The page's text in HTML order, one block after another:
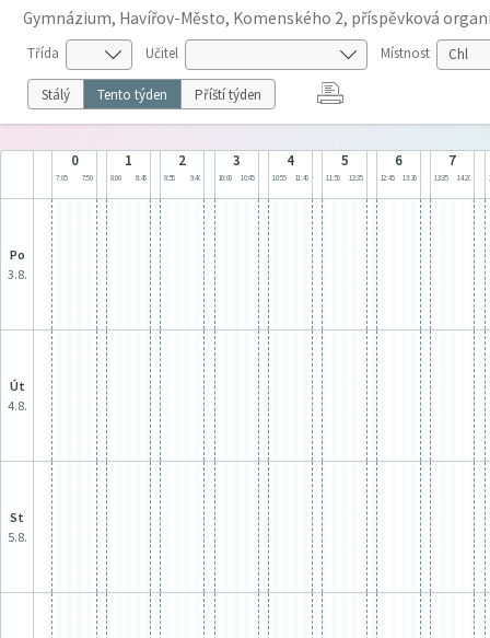
Gymnázium, Havířov-Město, Komenského 2, příspěvková
Třída Učitel Místnost
Stálý Tento týden Příští týden
0
7:05 7:50
1
8:00 8:45
2
8:55 9:40
3
10:00 10:45
4
10:55 11:40
5
11:50 12:35
6
12:45 13:30
7
13:35 14:20
po
3.8.
út
4.8.
st
5.8.